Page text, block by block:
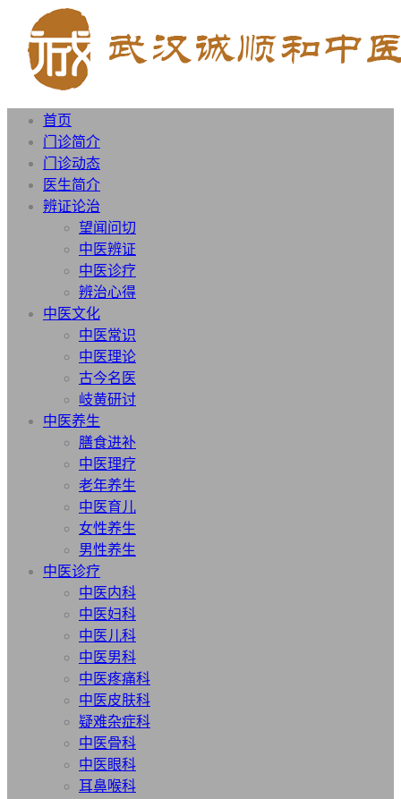
首页
门诊简介
门诊动态
医生简介
辨证论治
望闻问切
中医辨证
中医诊疗
辨治心得
中医文化
中医常识
中医理论
古今名医
岐黄研讨
中医养生
膳食进补
中医理疗
老年养生
中医育儿
女性养生
男性养生
中医诊疗
中医内科
中医妇科
中医儿科
中医男科
中医疼痛科
中医皮肤科
疑难杂症科
中医骨科
中医眼科
耳鼻喉科